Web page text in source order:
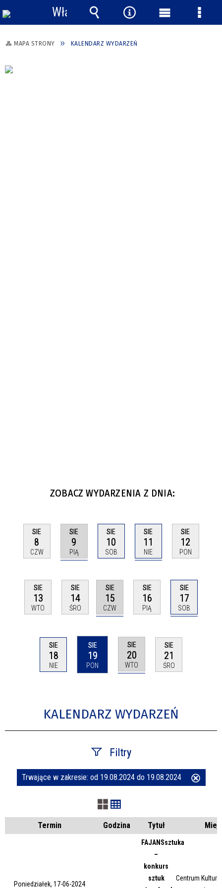
MAPA STRONY KALENDARZ WYDARZEŃ
ZOBACZ WYDARZENIA Z DNIA:
SIE
8
CZW
SIE
9
PIĄ
SIE
10
SOB
SIE
11
NIE
SIE
12
PON
SIE
13
WTO
SIE
14
ŚRO
SIE
15
CZW
SIE
16
PIĄ
SIE
17
SOB
SIE
18
NIE
SIE
19
PON
SIE
20
WTO
SIE
21
ŚRO
KALENDARZ WYDARZEŃ
Filtry
Szukana fraza
Kategoria
Trwające w zakresie: od 19.08.2024 do 19.08.2024
Termin Godzina Tytuł
Poniedziałek, 17-06-2024
FAJANSsztuka
–
konkurs
sztuk
Centrum Kultury
Włącz
powiadomienia
Wyszukiwarka
Narzędzia
Menu Menu